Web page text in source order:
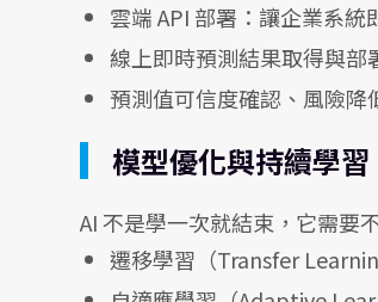
雲端 API 部署：讓企業系統
線上即時預測結果取得與部
預測值可信度確認、風險降
模型優化與持續學習
AI 不是學一次就結束，它需要
遷移學習（Transfer